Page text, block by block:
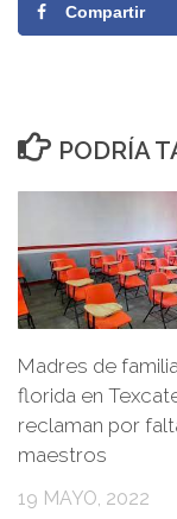
Compartir
PODRÍA
Madres de
florida en
reclaman por
maestros
19 MAYO, 2022